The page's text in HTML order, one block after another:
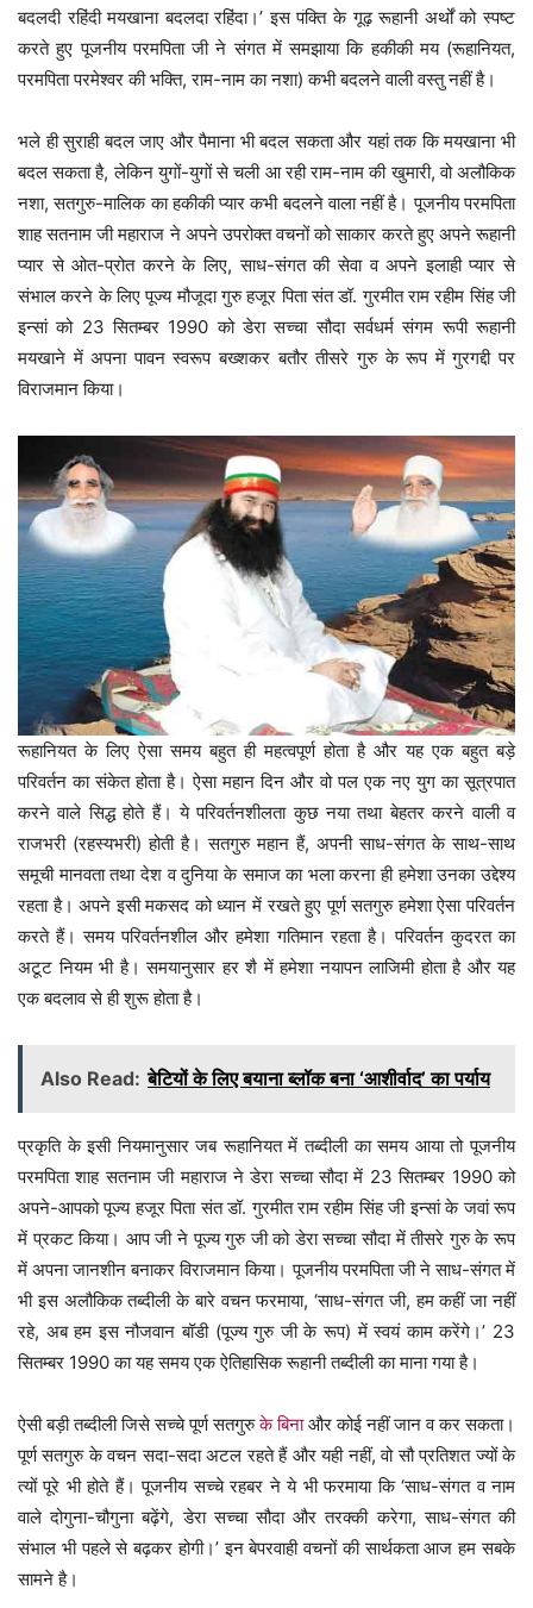
बदलदी रहिंदी मयखाना बदलदा रहिंदा।’ इस पंक्ति के गूढ़ रूहानी अर्थों को स्पष्ट
करते हुए पूजनीय परमपिता जी ने संगत में समझाया कि हकीकी मय (रूहानियत,
परमपिता परमेश्वर की भक्ति, राम-नाम का नशा) कभी बदलने वाली वस्तु नहीं है।
भले ही सुराही बदल जाए और पैमाना भी बदल सकता और यहां तक कि मयखाना भी
बदल सकता है, लेकिन युगों-युगों से चली आ रही राम-नाम की खुमारी, वो अलौकिक
नशा, सतगुरु-मालिक का हकीकी प्यार कभी बदलने वाला नहीं है। पूजनीय परमपिता
शाह सतनाम जी महाराज ने अपने उपरोक्त वचनों को साकार करते हुए अपने रूहानी
प्यार से ओत-प्रोत करने के लिए, साध-संगत की सेवा व अपने इलाही प्यार से
संभाल करने के लिए पूज्य मौजूदा गुरु हजूर पिता संत डॉ. गुरमीत राम रहीम सिंह जी
इन्सां को 23 सितम्बर 1990 को डेरा सच्चा सौदा सर्वधर्म संगम रूपी रूहानी
मयखाने में अपना पावन स्वरूप बख्शकर बतौर तीसरे गुरु के रूप में गुरगद्दी पर
विराजमान किया।
रूहानियत के लिए ऐसा समय बहुत ही महत्वपूर्ण होता है और यह एक बहुत बड़े
परिवर्तन का संकेत होता है। ऐसा महान दिन और वो पल एक नए युग का सूत्रपात
करने वाले सिद्ध होते हैं। ये परिवर्तनशीलता कुछ नया तथा बेहतर करने वाली व
राजभरी (रहस्यभरी) होती है। सतगुरु महान हैं, अपनी साध-संगत के साथ-साथ
समूची मानवता तथा देश व दुनिया के समाज का भला करना ही हमेशा उनका उद्देश्य
रहता है। अपने इसी मकसद को ध्यान में रखते हुए पूर्ण सतगुरु हमेशा ऐसा परिवर्तन
करते हैं। समय परिवर्तनशील और हमेशा गतिमान रहता है। परिवर्तन कुदरत का
अटूट नियम भी है। समयानुसार हर शै में हमेशा नयापन लाजिमी होता है और यह
एक बदलाव से ही शुरू होता है।
Also Read: बेटियों के लिए बयाना ब्लॉक बना ‘आशीर्वाद’ का पर्याय
प्रकृति के इसी नियमानुसार जब रूहानियत में तब्दीली का समय आया तो पूजनीय
परमपिता शाह सतनाम जी महाराज ने डेरा सच्चा सौदा में 23 सितम्बर 1990 को
अपने-आपको पूज्य हजूर पिता संत डॉ. गुरमीत राम रहीम सिंह जी इन्सां के जवां रूप
में प्रकट किया। आप जी ने पूज्य गुरु जी को डेरा सच्चा सौदा में तीसरे गुरु के रूप
में अपना जानशीन बनाकर विराजमान किया। पूजनीय परमपिता जी ने साध-संगत में
भी इस अलौकिक तब्दीली के बारे वचन फरमाया, ‘साध-संगत जी, हम कहीं जा नहीं
रहे, अब हम इस नौजवान बॉडी (पूज्य गुरु जी के रूप) में स्वयं काम करेंगे।’ 23
सितम्बर 1990 का यह समय एक ऐतिहासिक रूहानी तब्दीली का माना गया है।
ऐसी बड़ी तब्दीली जिसे सच्चे पूर्ण सतगुरुके बिनाऔर कोई नहीं जान व कर सकता।
पूर्ण सतगुरु के वचन सदा-सदा अटल रहते हैं और यही नहीं, वो सौ प्रतिशत ज्यों के
त्यों पूरे भी होते हैं। पूजनीय सच्चे रहबर ने ये भी फरमाया कि ‘साध-संगत व नाम
वाले दोगुना-चौगुना बढ़ेंगे, डेरा सच्चा सौदा और तरक्की करेगा, साध-संगत की
संभाल भी पहले से बढ़कर होगी।’ इन बेपरवाही वचनों की सार्थकता आज हम सबके
सामने है।